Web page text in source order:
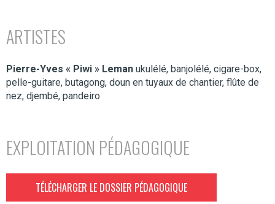
ARTISTES
Pierre-Yves « Piwi » Leman ukulélé, banjolélé, cigare-box,
pelle-guitare, butagong, doun en tuyaux de chantier, flûte de
nez, djembé, pandeiro
EXPLOITATION PÉDAGOGIQUE
TÉLÉCHARGER LE DOSSIER PÉDAGOGIQUE